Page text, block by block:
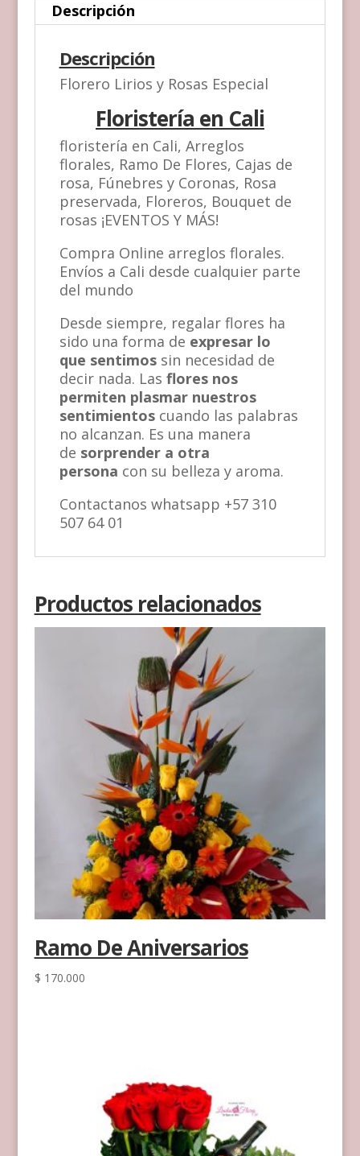
Descripción
Descripción
Florero Lirios y Rosas Especial
Floristería en Cali
floristería en Cali, Arreglos
florales, Ramo De Flores, Cajas de
rosa, Fúnebres y Coronas, Rosa
preservada, Floreros, Bouquet de
rosas ¡EVENTOS Y MÁS!
Compra Online arreglos florales.
Envíos a Cali desde cualquier parte
del mundo
Desde siempre, regalar flores ha
sido una forma de expresar lo
que sentimos sin necesidad de
decir nada. Las flores nos
permiten plasmar nuestros
sentimientoscuando las palabras
no alcanzan. Es una manera
de sorprender a otra
persona con su belleza y aroma.
Contactanos whatsapp +57 310
507 64 01
Productos relacionados
Ramo De Aniversarios
$ 170.000